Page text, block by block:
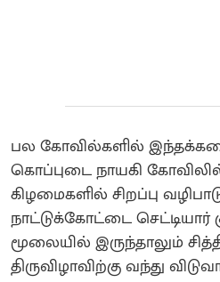
பல கோவில்களில்
கொப்புடை நாயகி
கிழமைகளில் சிறப்பு
நாட்டுக்கோட்டை செட்டியார்
மூலையில் இருந்தாலும்
திருவிழாவிற்கு வந்து